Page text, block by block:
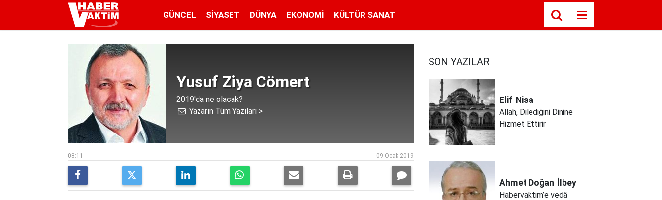
GÜNCEL SIYASET DÜNYA EKONOMI KÜLTÜR SANAT
Yusuf Ziya Cömert
2019'da ne olacak?
Yazarın Tüm Yazıları >
08:11 09 Ocak 2019
SON YAZILAR
Elif Nisa
Allah, Dilediğini Dinine
Hizmet Ettirir
Ahmet Doğan İlbey
Habervaktim’e vedâ